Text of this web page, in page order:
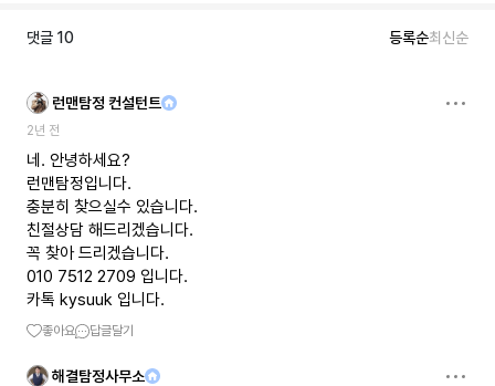
댓글 10 등록순최신순
런맨탐정 컨설턴트
2년 전
네. 안녕하세요?
런맨탐정입니다.
충분히 찾으실수 있습니다.
친절상담 해드리겠습니다.
꼭 찾아 드리겠습니다.
010 7512 2709 입니다.
카톡 kysuuk 입니다.
좋아요 답글달기
해결탐정사무소